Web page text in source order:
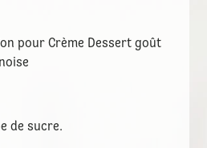
pour Crème Dessert goût
de sucre.